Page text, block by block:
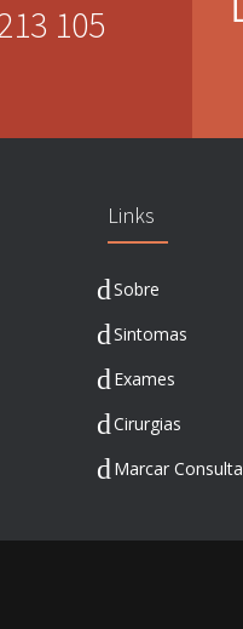
105
Links
Sobre
Sintomas
Exames
Cirurgias
Marcar Consulta